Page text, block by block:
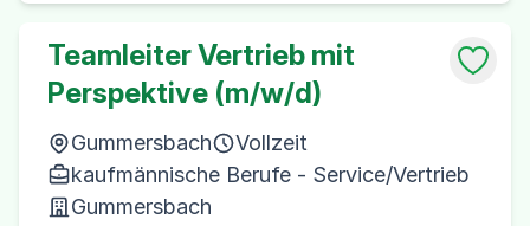
Teamleiter Vertrieb mit
Perspektive (m/w/d)
Gummersbach
Vollzeit
kaufmännische Berufe - Service/Vertrieb
Gummersbach